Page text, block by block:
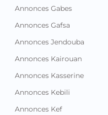
Annonces Gabes
Annonces Gafsa
Annonces Jendouba
Annonces Kairouan
Annonces Kasserine
Annonces Kebili
Annonces Kef